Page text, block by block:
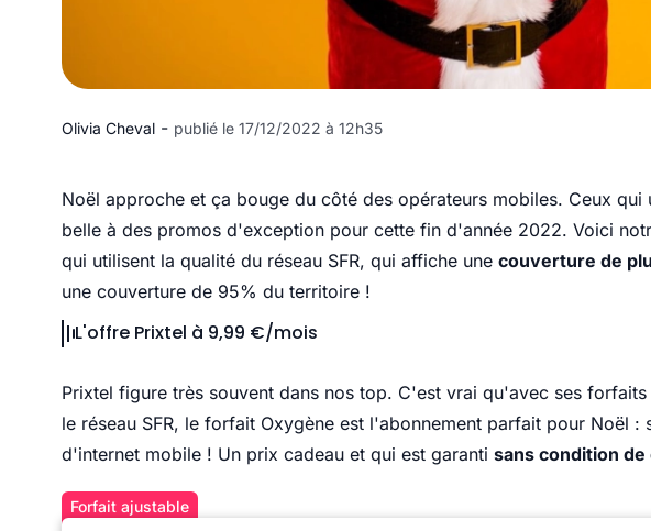
Olivia Cheval - publié le 17/12/2022 à 12h35
Noël approche et ça bouge du côté des opérateurs mobiles. Ceux qui
belle à des promos d'exception pour cette fin d'année 2022. Voici
qui utilisent la qualité du réseau SFR, qui affiche une couverture de
une couverture de 95% du territoire !
L'offre Prixtel à 9,99 €/mois
Prixtel figure très souvent dans nos top. C'est vrai qu'avec ses
le réseau SFR, le forfait Oxygène est l'abonnement parfait pour Noël
d'internet mobile ! Un prix cadeau et qui est garanti sans condition de
Forfait ajustable